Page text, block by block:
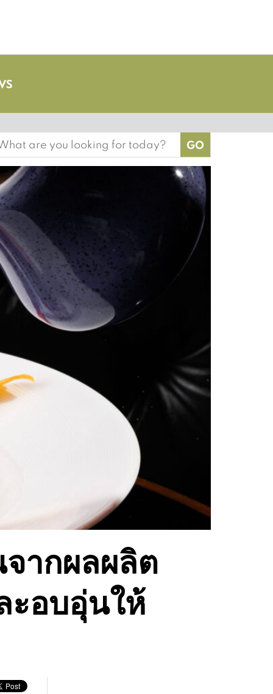
ากผลผลิต
อบอุ่นให้